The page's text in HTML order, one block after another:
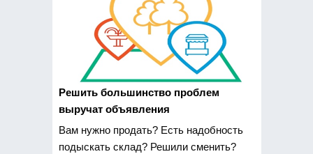
Решить большинство проблем
выручат объявления
Вам нужно продать? Есть надобность
подыскать склад? Решили сменить?